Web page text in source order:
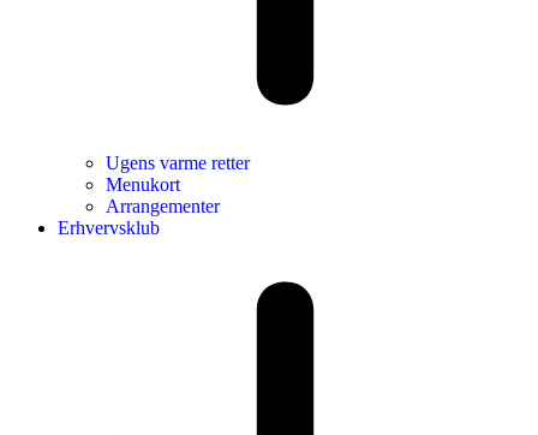
Ugens varme retter
Menukort
Arrangementer
Erhvervsklub